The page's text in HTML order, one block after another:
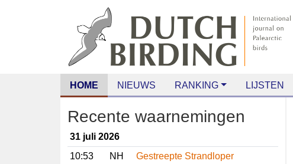
HOME NIEUWS RANKING LIJSTEN
Recente waarnemingen
31 juli 2026
10:53
NH
Gestreepte Strandloper